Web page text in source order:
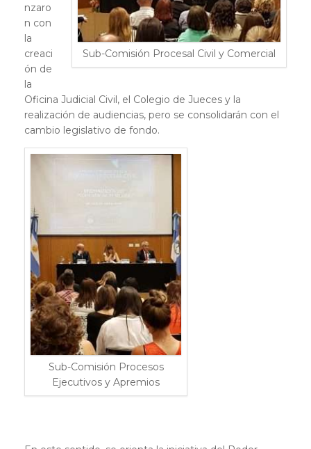
Sub-Comisión Procesal Civil y Comercial
nzaro
n con
la
creaci
ón de
la
Oficina Judicial Civil, el Colegio de Jueces y la
realización de audiencias, pero se consolidarán con el
cambio legislativo de fondo.
Sub-Comisión Procesos
Ejecutivos y Apremios